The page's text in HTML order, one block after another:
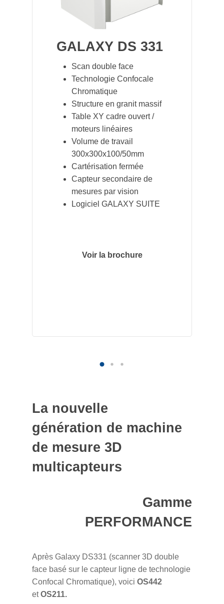
GALAXY DS 331
Scan double face
Technologie Confocale
Chromatique
Structure en granit massif
Table XY cadre ouvert /
moteurs linéaires
Volume de travail
300x300x100/50mm
Cartérisation fermée
Capteur secondaire de
mesures par vision
Logiciel GALAXY SUITE
Voir la brochure
La nouvelle
génération de machine
de mesure 3D
multicapteurs
Gamme
PERFORMANCE
Après Galaxy DS331 (scanner 3D double
face basé sur le capteur ligne de technologie
Confocal Chromatique), voici OS442
etOS211.